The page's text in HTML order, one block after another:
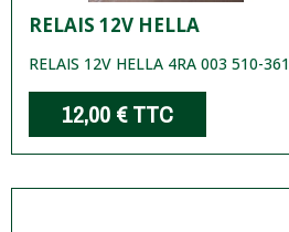
RELAIS 12V HELLA
RELAIS 12V HELLA 4RA 003 510-361
12,00 €TTC